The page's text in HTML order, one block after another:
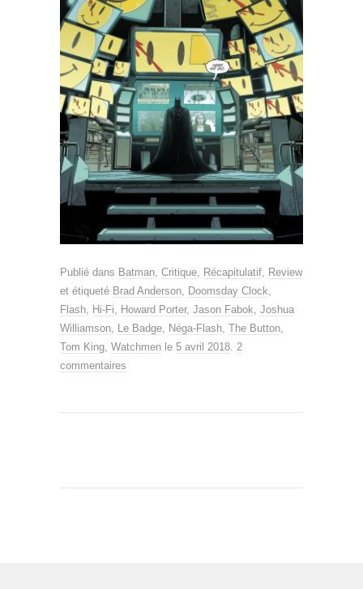
Publié dans Batman, Critique, Récapitulatif, Review
et étiqueté Brad Anderson, Doomsday Clock,
Flash, Hi-Fi, Howard Porter, Jason Fabok, Joshua
Williamson, Le Badge, Néga-Flash, The Button,
Tom King, Watchmen le 5 avril 2018. 2
commentaires